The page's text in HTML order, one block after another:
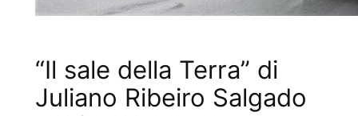
“Il sale della Terra” di
Juliano Ribeiro Salgado